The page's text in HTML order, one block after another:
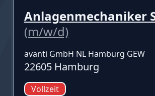
Anlagenmechaniker
(m/w/d)
avanti GmbH NL Hamburg GEW
22605 Hamburg
Vollzeit